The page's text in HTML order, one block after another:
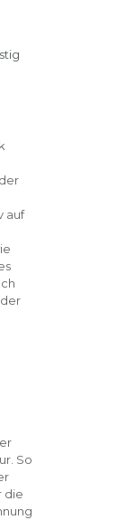
auf
So
die